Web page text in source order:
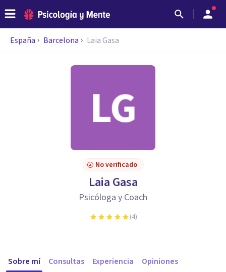
España Barcelona Laia Gasa
No verificado
Laia Gasa
Psicóloga y Coach
(4)
Sobre mí Consultas Experiencia Opiniones